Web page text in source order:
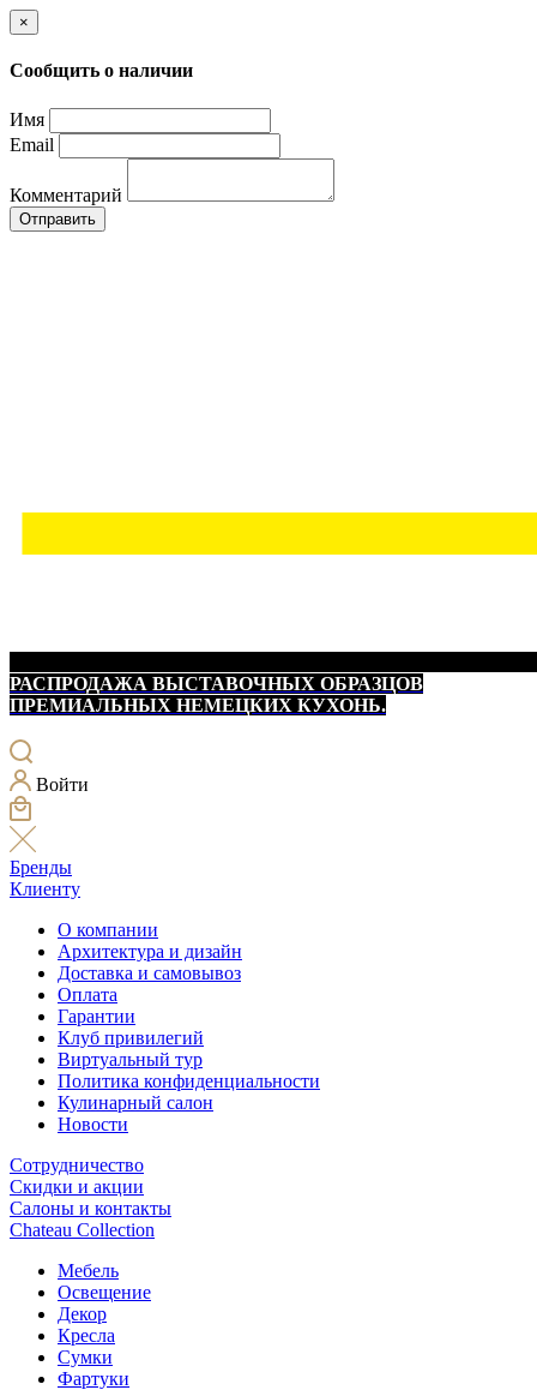
×
Сообщить о наличии
Имя
Email
Комментарий
Отправить
РАСПРОДАЖА ВЫСТАВОЧНЫХ ОБРАЗЦОВ
ПРЕМИАЛЬНЫХ НЕМЕЦКИХ КУХОНЬ.
Войти
Бренды
Клиенту
О компании
Архитектура и дизайн
Доставка и самовывоз
Оплата
Гарантии
Клуб привилегий
Виртуальный тур
Политика конфиденциальности
Кулинарный салон
Новости
Сотрудничество
Скидки и акции
Салоны и контакты
Chateau Collection
Мебель
Освещение
Декор
Кресла
Сумки
Фартуки